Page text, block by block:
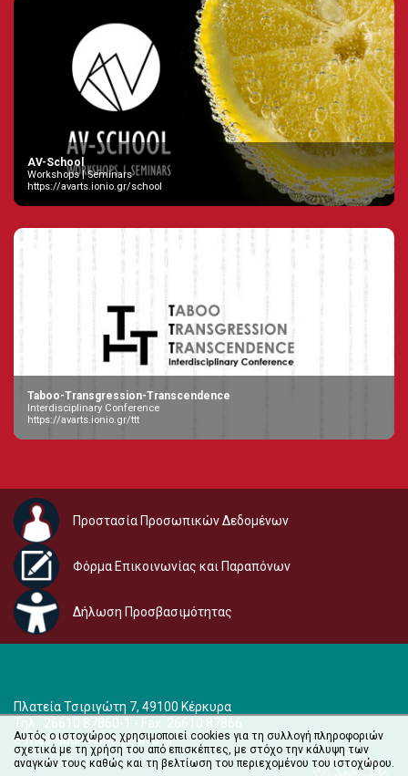
AV-School
Workshops | Seminars
https://avarts.ionio.gr/school
Taboo-Transgression-Transcendence
Interdisciplinary Conference
https://avarts.ionio.gr/ttt
Προστασία Προσωπικών Δεδομένων
Φόρμα Επικοινωνίας και Παραπόνων
Δήλωση Προσβασιμότητας
Πλατεία Τσιριγώτη 7, 49100 Κέρκυρα
Τηλ.: 26610 87860-1 - Fax: 26610 87866
e-mail:audiovisual@ionio.gr
Αυτός ο ιστοχώρος χρησιμοποιεί cookies για τη συλλογή πληροφοριών
σχετικά με τη χρήση του από επισκέπτες, με στόχο την κάλυψη των
αναγκών τους καθώς και τη βελτίωση του περιεχομένου του ιστοχώρου.